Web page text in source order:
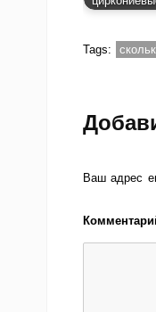
Tags:
Ваш адрес